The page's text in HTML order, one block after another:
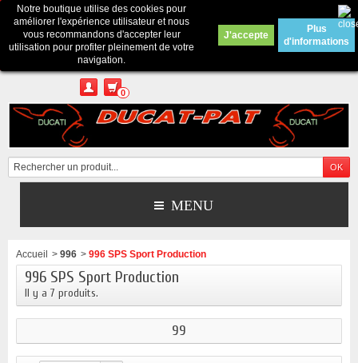
Contactez-nous
Appelez-nous au :Pour tous renseignements : merci d'envoyer un mail
depuis le formulaire de contact ou sur ducatpat25@gmail.com
0
MENU
Notre boutique utilise des cookies pour
améliorer l'expérience utilisateur et nous
vous recommandons d'accepter leur
utilisation pour profiter pleinement de votre
navigation.
J'accepte
Plus
d'informations
Accueil > 996 > 996 SPS Sport Production
996 SPS Sport Production
Il y a 7 produits.
99